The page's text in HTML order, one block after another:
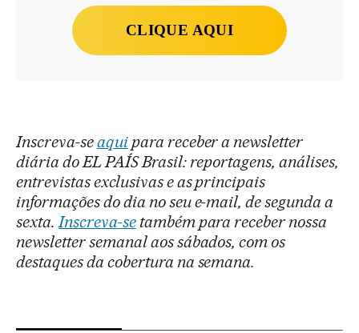
CLIQUE AQUI
Inscreva-seaquipara receber a newsletter
diária do EL PAÍS Brasil: reportagens, análises,
entrevistas exclusivas e as principais
informações do dia no seu e-mail, de segunda a
sexta.Inscreva-setambém para receber nossa
newsletter semanal aos sábados, com os
destaques da cobertura na semana.